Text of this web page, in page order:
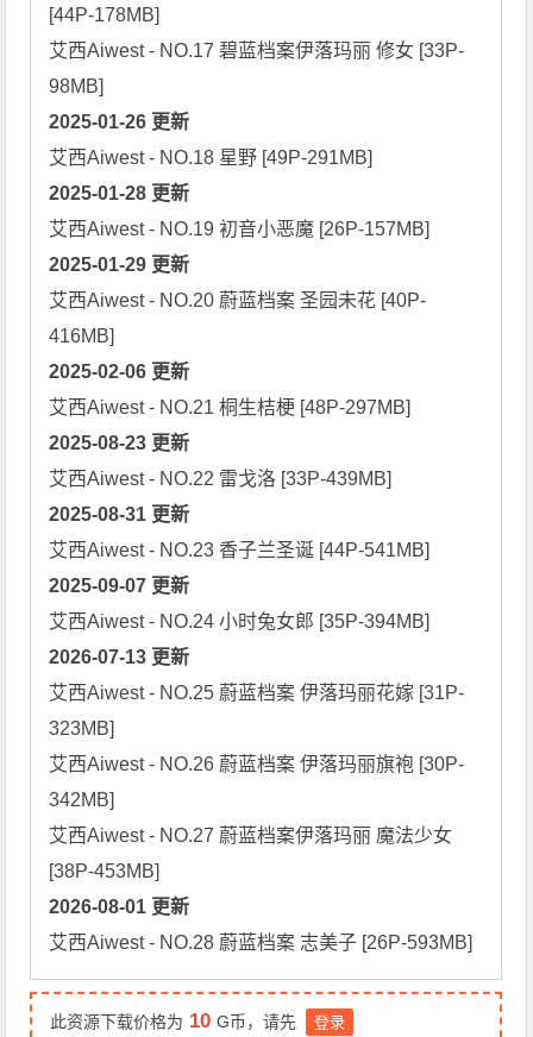
[44P-178MB]
艾西Aiwest - NO.17 碧蓝档案伊落玛丽 修女 [33P-
2025-01-26 更新
2025-01-28 更新
2025-01-29 更新
艾西Aiwest - NO.20 蔚蓝档案 圣园未花 [40P-
2025-02-06 更新
2025-08-23 更新
2025-08-31 更新
2025-09-07 更新
2026-07-13 更新
艾西Aiwest - NO.25 蔚蓝档案 伊落玛丽花嫁 [31P-
323MB]
艾西Aiwest - NO.26 蔚蓝档案 伊落玛丽旗袍 [30P-
342MB]
艾西Aiwest - NO.27 蔚蓝档案伊落玛丽 魔法少女
2026-08-01 更新
艾西Aiwest - NO.28 蔚蓝档案 志美子 [26P-593MB]
此资源下载价格为 10 G币，请先 登录